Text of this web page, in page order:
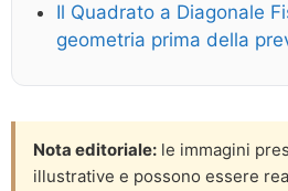
Il Quadrato a Diagonale
geometria prima della
Nota editoriale: le immagini
illustrative e possono essere